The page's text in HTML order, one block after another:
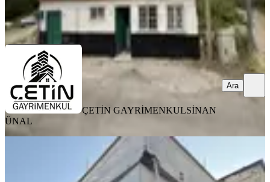
ÇETİN GAYRİMENKULSİNAN ÜNAL
Ara
ÇETİN GAYRİMENKULSİNAN
ÜNAL
Ara
Çetin Gayrimenkulden Tedaş Karşısı
2 Katlı Müstakil Ev(3 Daire)